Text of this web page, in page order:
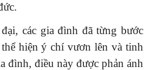
các gia đình đã từng bước
hiện ý chí vươn lên và tinh
đình, điều này được phản ánh